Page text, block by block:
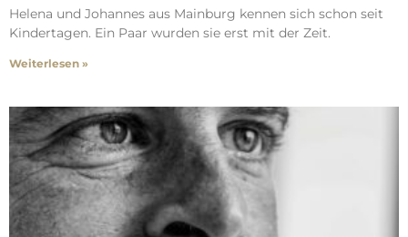
Helena und Johannes aus Mainburg kennen sich schon seit
Kindertagen. Ein Paar wurden sie erst mit der Zeit.
Weiterlesen »